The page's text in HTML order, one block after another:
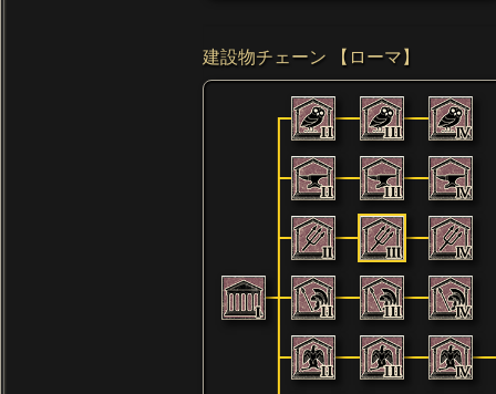
建設物チェーン 【ローマ】